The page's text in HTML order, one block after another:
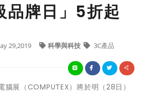
品牌日」5折起
29,2019 科學與科技 3C產品
腦展（COMPUTEX）將於明（28日）